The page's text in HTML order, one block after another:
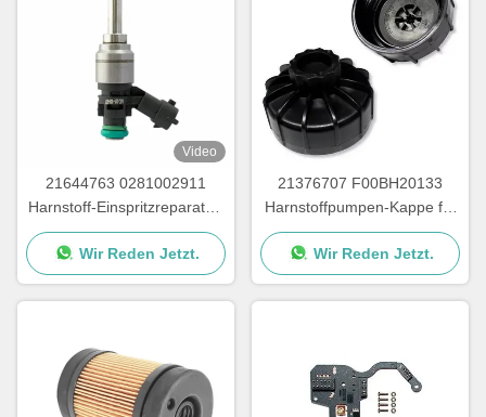
Video
21644763 0281002911
Harnstoff-Einspritzreparatur-
Kit für LKW-
Harnstoffpumpenteile
Wir Reden Jetzt.
21376707 F00BH20133
Harnstoffpumpen-Kappe für
Adblue-Pumpenteile
Wir Reden Jetzt.